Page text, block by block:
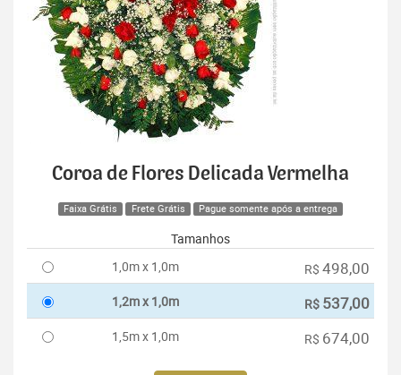
Coroa de Flores Delicada Vermelha
Faixa Grátis Frete Grátis Pague somente após a entrega
Tamanhos
1,0m x 1,0m
R$ 498,00
1,2m x 1,0m R$ 537,00
1,5m x 1,0m R$ 674,00